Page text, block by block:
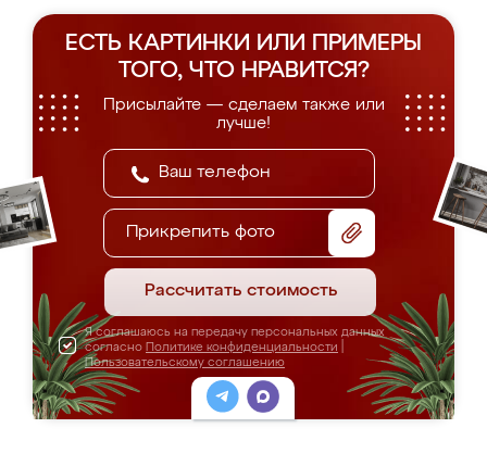
ЕСТЬ КАРТИНКИ ИЛИ ПРИМЕРЫ
ТОГО, ЧТО НРАВИТСЯ?
Присылайте — сделаем также или
лучше!
Прикрепить фото
Рассчитать стоимость
Я соглашаюсь на передачу персональных данных
согласно Политике конфиденциальности
Пользовательскому соглашению